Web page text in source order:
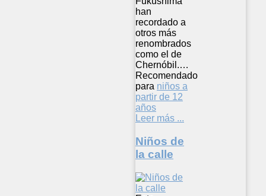
han
recordado a
otros más
renombrados
como el de
Chernóbil.…
Recomendado
para niños a
partir de 12
años
Leer más ...
Niños de
la calle